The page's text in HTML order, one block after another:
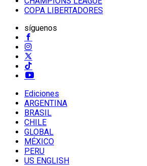
COPA LIBERTADORES
síguenos
Ediciones
ARGENTINA
BRASIL
CHILE
GLOBAL
MÉXICO
PERU
US ENGLISH